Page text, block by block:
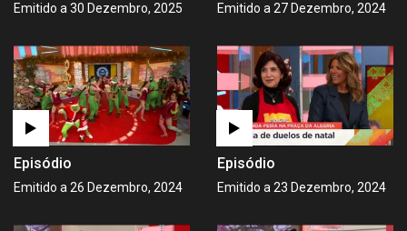
Emitido a 30 Dezembro, 2025 Emitido a 27 Dezembro, 2024
Episódio
Emitido a 26 Dezembro, 2024
Episódio
Emitido a 23 Dezembro, 2024